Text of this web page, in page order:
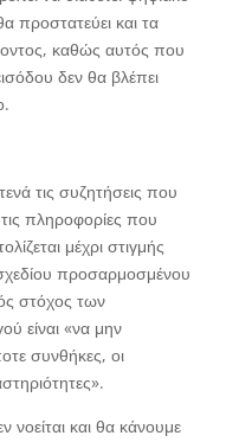
προστατεύει και τα
καθώς αυτός που
δεν θα βλέπει
τις συζητήσεις που
πληροφορίες που
μέχρι στιγμής
προσαρμοσμένου
στόχος των
είναι «να μην
συνθήκες, οι
και θα κάνουμε